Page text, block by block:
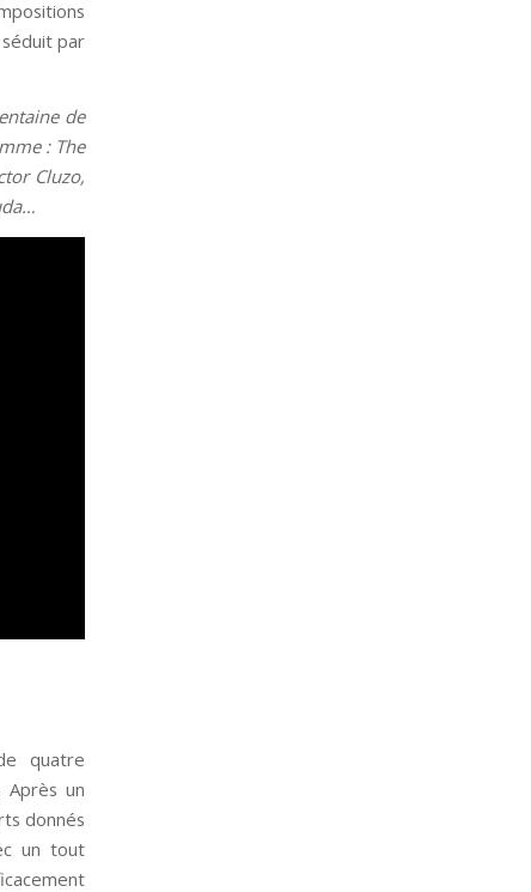
par
de
: The
Cluzo,
quatre
Après un
donnés
un tout